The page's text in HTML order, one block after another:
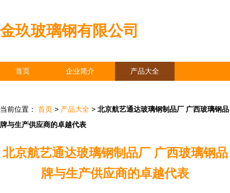
金玖玻璃钢有限公司
首页 企业简介 产品大全
当前位置： 首页 > 产品大全 > 北京航艺通达玻璃钢制品厂 广西玻璃钢品
牌与生产供应商的卓越代表
北京航艺通达玻璃钢制品厂 广西玻璃钢品
牌与生产供应商的卓越代表